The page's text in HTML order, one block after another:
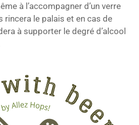
à l’accompagner d’un verre
rincera le palais et en cas de
à supporter le degré d’alcool